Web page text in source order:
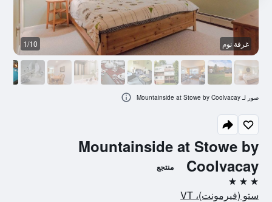
Mountainside at Stowe by
Coolvacay
منتجع
3 نجوم
ستو (فيرمونت)، VT
غرفة نوم 1/10
صور لـ Mountainside at Stowe by Coolvacay